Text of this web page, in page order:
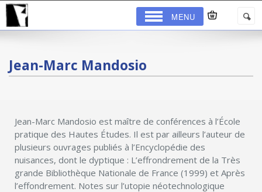
MENU
Jean-Marc Mandosio
Jean-Marc Mandosio est maître de conférences à l’École
pratique des Hautes Études. Il est par ailleurs l’auteur de
plusieurs ouvrages publiés à l’Encyclopédie des
nuisances, dont le dyptique : L’effrondrement de la Très
grande Bibliothèque Nationale de France (1999) et Après
l’effondrement. Notes sur l’utopie néotechnologique